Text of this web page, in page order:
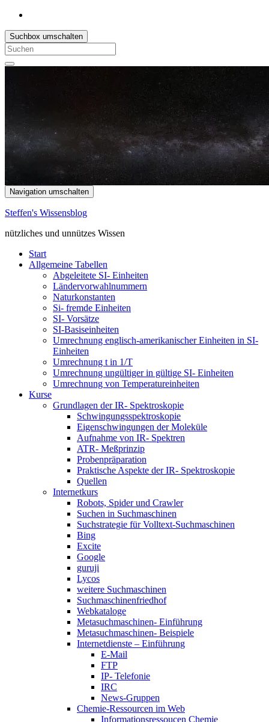
Suchbox umschalten
Search
for:
Navigation umschalten
Steffen's Wissensblog
nützliches und unnützes Wissen
Start
Allgemeine Tabellen
Abgeleitete SI- Einheiten
Ländervorwahlnummern
Naturkonstanten
Si- fremde Einheiten
SI- Vorsätze
SI-Basiseinheiten
Umrechnung englisch-amerikanischer Einheiten in SI-
Einheiten
Umrechnung t in 1/T
Umrechnung ungültiger in gültige SI- Einheiten
Umrechnung von Temperatureinheiten
Kurse
Grundlagen der IR- Spektroskopie
Schwingungsspektroskopie
Eigenschwingungen der Moleküle
Aufnahme von IR- Spektren
ATR- Meßprinzip
Probenpräparation
Praktische Aspekte der IR- Spektroskopie
Quellen
Internetkurs
Robots, Spider und Crawler
Suchen in Suchmaschinen
Suchstrategie für Volltext-Suchmaschinen
Bing
Excite
Google
guruji
Lycos
weitere Suchmaschinen
Suchmaschinenfriedhof
Webkataloge
Metasuchmaschinen- Einführung
Metasuchmaschinen- Beispiele
Internetdienste – Einführung
E-Mail
FTP
IP- Telefonie
IRC
News-Gruppen
Chemie-Ressourcen im Web
Informationsressoucen Chemie